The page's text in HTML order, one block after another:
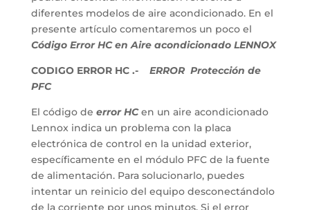
diferentes modelos de aire acondicionado. En el
presente artículo comentaremos un poco el
Código Error HC en Aire acondicionado LENNOX
CODIGO ERROR HC .-
ERROR Protección de
PFC
El código de error HCen un aire acondicionado
Lennox indica un problema con la placa
electrónica de control en la unidad exterior,
específicamente en el módulo PFC de la fuente
de alimentación. Para solucionarlo, puedes
intentar un reinicio del equipo desconectándolo
de la corriente por unos minutos. Si el error